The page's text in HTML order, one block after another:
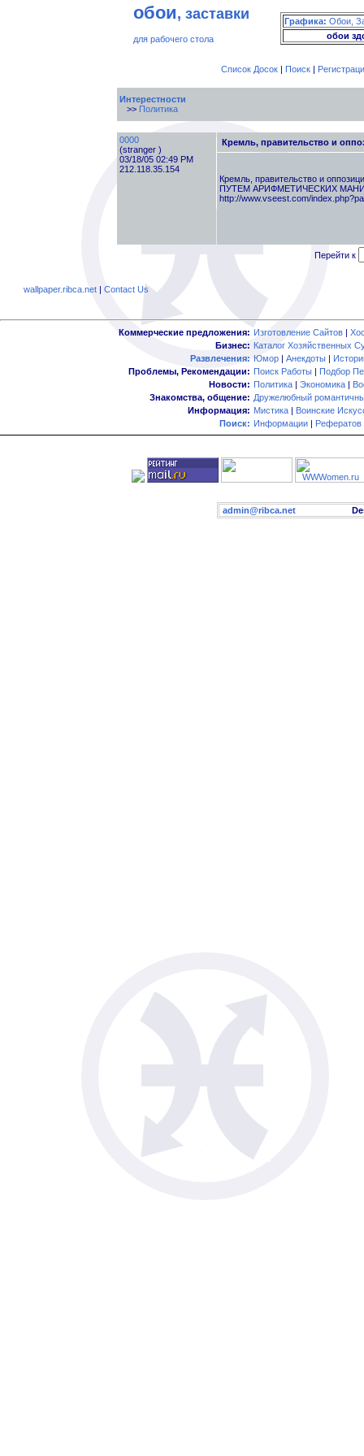
обои, заставки
для рабочего стола
Графика: Обои,
обои
Список Досок| Поиск|
Интерестности
>> Политика
0000
(stranger )
03/18/05 02:49 PM
212.118.35.154
Кремль, правительство и
Кремль, правительство и
ПУТЕМ АРИФМЕТИЧЕСКИХ
http://www.vseest.com/
Перейти к
wallpaper.ribca.net| Contact Us
Коммерческие предложения: Изготовление Сайтов |
Бизнес: Каталог Хозяйственных
Развлечения: Юмор | Анекдоты |
Проблемы, Рекомендации: Поиск Работы | Подбор
Новости: Политика | Экономика |
Знакомства, общение: Дружелюбный
Информация: Мистика | Воинские
Поиск: Информации | Рефератов
admin@ribca.net